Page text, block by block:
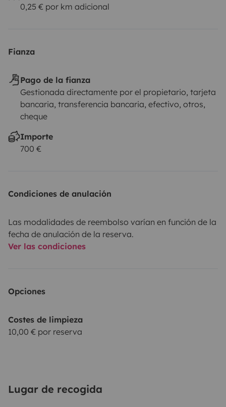
0,25 € por km adicional
Fianza
Pago de la fianza
Gestionada directamente por el propietario, tarjeta
bancaria, transferencia bancaria, efectivo, otros,
cheque
Importe
700 €
Condiciones de anulación
Las modalidades de reembolso varían en función de la
fecha de anulación de la reserva.
Ver las condiciones
Opciones
Costes de limpieza
10,00 € por reserva
Lugar de recogida